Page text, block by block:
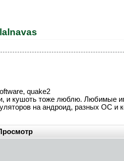
quake2
и кушоть тоже люблю. Любимые
на андроид, разных ОС и